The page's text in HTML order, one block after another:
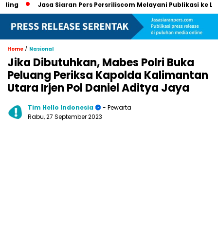
Jasa Siaran Pers Persriliscom Melayani Publikasi ke Lebih
Home / Nasional
Jika Dibutuhkan, Mabes Polri Buka
Peluang Periksa Kapolda Kalimantan
Utara Irjen Pol Daniel Aditya Jaya
Tim Hello Indonesia
- Pewarta
Rabu, 27 September 2023